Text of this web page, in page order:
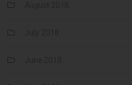
August 2018
July 2018
June 2018